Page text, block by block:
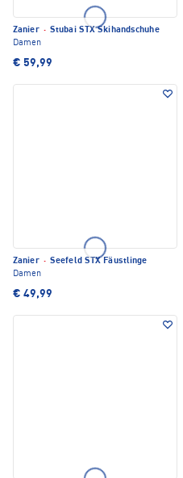
Zanier · Stubai STX Skihandschuhe
Damen
€ 59,99
Zanier · Seefeld STX Fäustlinge
Damen
€ 49,99